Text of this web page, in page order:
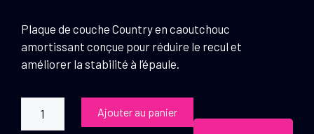
Plaque de couche Country en caoutchouc
amortissant conçue pour réduire le recul et
améliorer la stabilité à l’épaule.
Ajouter au panier